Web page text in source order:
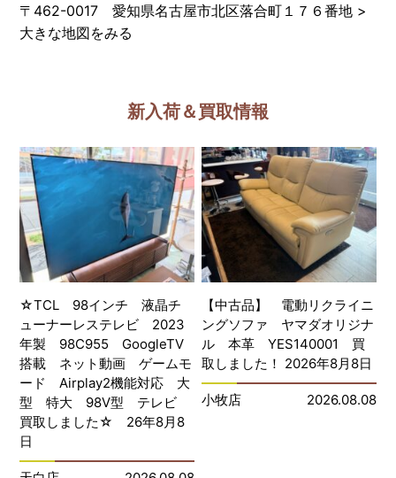
〒462-0017 愛知県名古屋市北区落合町１７６番地 >
大きな地図をみる
新入荷＆買取情報
☆TCL 98インチ 液晶チ
ューナーレステレビ 2023
年製 98C955 GoogleTV
搭載 ネット動画 ゲームモ
ード Airplay2機能対応 大
型 特大 98V型 テレビ
買取しました☆ 26年8月8
日
【中古品】 電動リクライニ
ングソファ ヤマダオリジナ
ル 本革 YES140001 買
取しました！ 2026年8月8日
小牧店 2026.08.08